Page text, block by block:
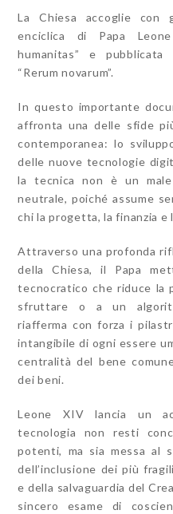
La Chiesa accoglie con
enciclica di Papa
humanitas” e
“Rerum novarum”.
In questo importante
affronta una delle sfide
contemporanea: lo
delle nuove tecnologie
la tecnica non è un
neutrale, poiché assume
chi la progetta, la finanzia e
Attraverso una profonda
della Chiesa, il Papa
tecnocratico che riduce la
sfruttare o a un
riafferma con forza i
intangibile di ogni essere
centralità del bene
dei beni.
Leone XIV lancia un
tecnologia non resti
potenti, ma sia messa al
dell’inclusione dei più
e della salvaguardia del
sincero esame di